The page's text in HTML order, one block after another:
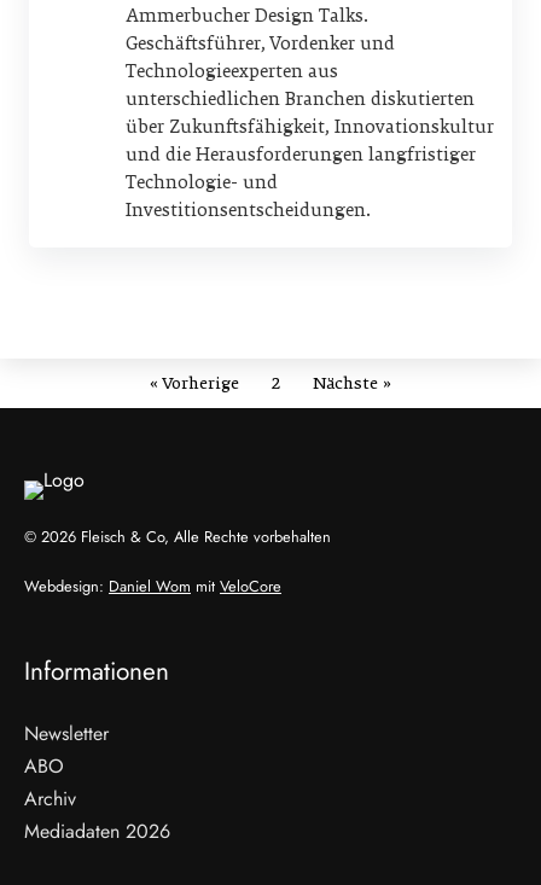
Ammerbucher Design Talks.
Geschäftsführer, Vordenker und
Technologieexperten aus
unterschiedlichen Branchen diskutierten
über Zukunftsfähigkeit, Innovationskultur
und die Herausforderungen langfristiger
Technologie- und
Investitionsentscheidungen.
« Vorherige 2 Nächste »
© 2026 Fleisch & Co, Alle Rechte vorbehalten
Webdesign: Daniel Wom mit VeloCore
Informationen
Newsletter
ABO
Archiv
Mediadaten 2026